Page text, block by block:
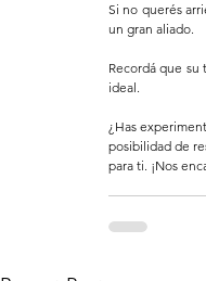
Si no querés
un gran aliado.
Recordá que
ideal.
¿Has
posibilidad de
para ti. ¡Nos